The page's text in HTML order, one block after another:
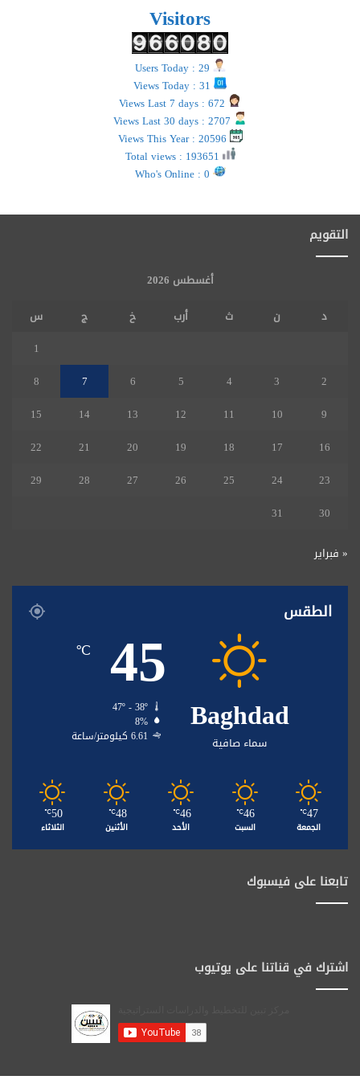
Visitors
التقويم
أغسطس 2026
د
ن ث أرب خ ج
س
1
2
3
4
5
6
7
8
9
10
11
12
13
14
15
16
17
18
19
20
21
22
23
24
25
26
27
28
29
30
31
« فبراير
الطقس
Baghdad
سماء صافية
45
℃
47º - 38º
8%
6.61 كيلومتر/ساعة
47
℃
الجمعة
46
℃
السبت
46
℃
الأحد
48
℃
الأثنين
50
℃
الثلاثاء
تابعنا على فيسبوك
اشترك في قناتنا على يوتيوب